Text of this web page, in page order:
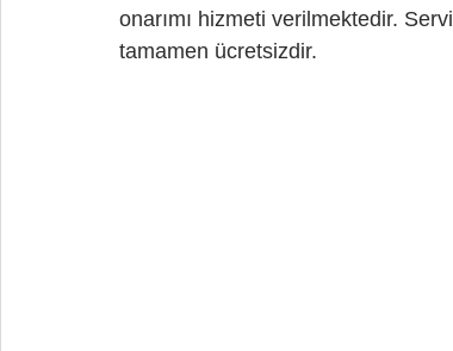
onarımı hizmeti verilmektedir.
tamamen ücretsizdir.